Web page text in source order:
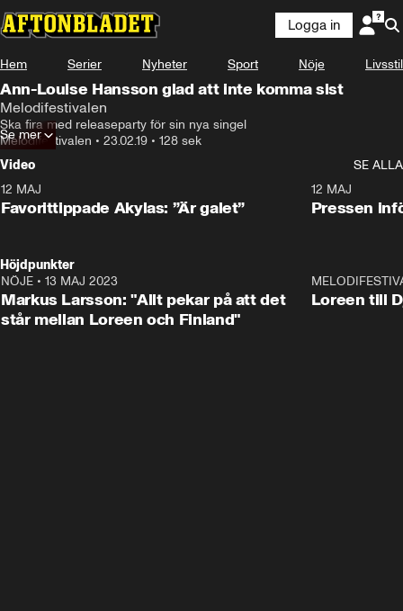
Logga in
Hem Serier Nyheter Sport Nöje Livsstil
Ann-Louise Hansson glad att inte komma sist
Melodifestivalen
Ska fira med releaseparty för sin nya singel
Melodifestivalen • 23.02.19 • 128 sek
Se mer
Video
SE ALLA
12 MAJ
Favorittippade Akylas: ”Är galet”
12 MAJ
Pressen
Höjdpunkter
NÖJE • 13 MAJ 2023
Markus Larsson: "Allt pekar på att det
står mellan Loreen och Finland"
Loreen till